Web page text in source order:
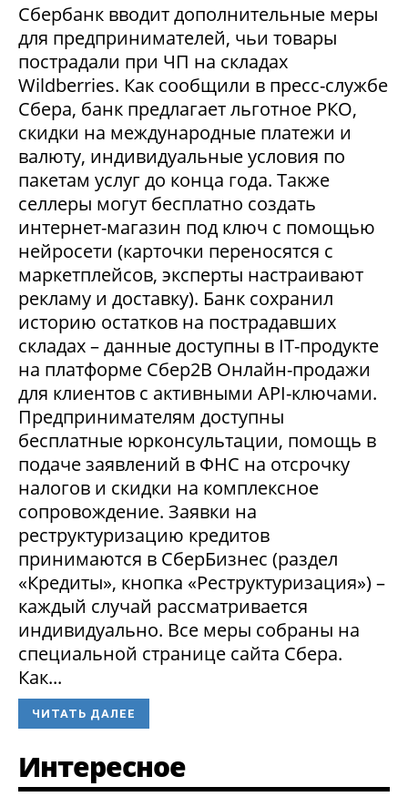
Сбербанк вводит дополнительные меры
для предпринимателей, чьи товары
пострадали при ЧП на складах
Wildberries. Как сообщили в пресс-службе
Сбера, банк предлагает льготное РКО,
скидки на международные платежи и
валюту, индивидуальные условия по
пакетам услуг до конца года. Также
селлеры могут бесплатно создать
интернет-магазин под ключ с помощью
нейросети (карточки переносятся с
маркетплейсов, эксперты настраивают
рекламу и доставку). Банк сохранил
историю остатков на пострадавших
складах – данные доступны в IT-продукте
на платформе Сбер2В Онлайн-продажи
для клиентов с активными API-ключами.
Предпринимателям доступны
бесплатные юрконсультации, помощь в
подаче заявлений в ФНС на отсрочку
налогов и скидки на комплексное
сопровождение. Заявки на
реструктуризацию кредитов
принимаются в СберБизнес (раздел
«Кредиты», кнопка «Реструктуризация») –
каждый случай рассматривается
индивидуально. Все меры собраны на
специальной странице сайта Сбера.
Как...
ЧИТАТЬ ДАЛЕЕ
Интересное